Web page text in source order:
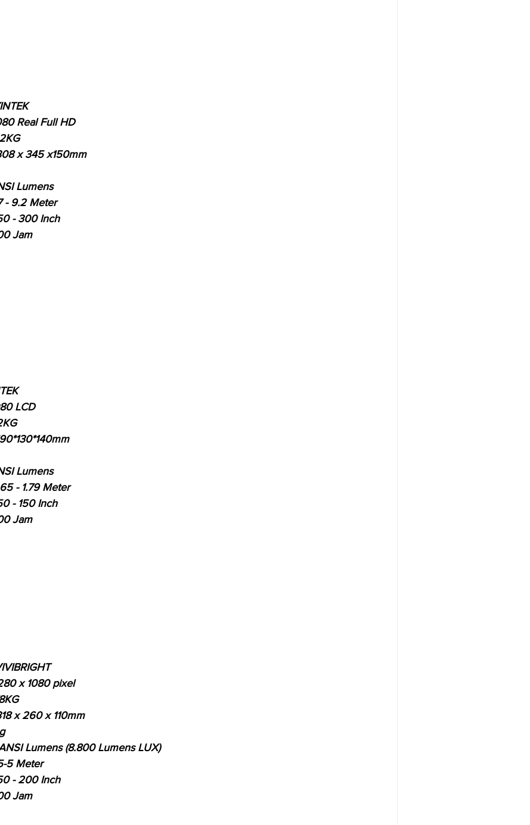
Real Full HD
x 345 x150mm
Lumens
- 9.2 Meter
- 300 Inch
Jam
LCD
Lumens
- 1.79 Meter
- 150 Inch
Jam
x 1080 pixel
x 260 x 110mm
Lumens (8.800 Lumens LUX)
5 Meter
- 200 Inch
Jam